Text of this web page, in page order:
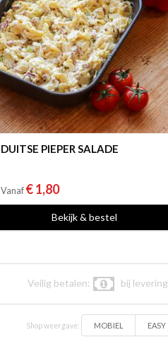
DUITSE PIEPER SALADE
Vanaf € 1,80
Bekijk & bestel
Veilig betalen: bij levering
Shop weergave: MOBIEL EASY